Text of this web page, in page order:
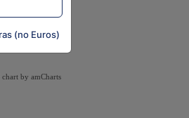
(no Euros)
chart by amCharts